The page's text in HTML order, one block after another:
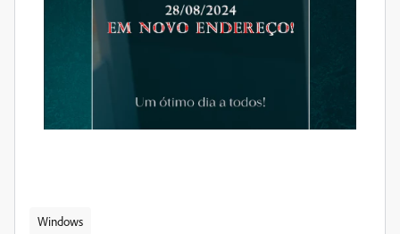
Windows